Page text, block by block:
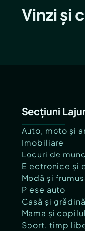
Vinzi și
Secțiuni
Auto, moto și
Imobiliare
Locuri de
Electronice și
Modă și
Piese auto
Casă și grădină
Mama și copilul
Sport, timp